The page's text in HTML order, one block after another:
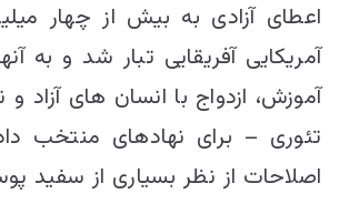
اعطای آزادی به بیش از چهار
آمریکایی آفریقایی تبار شد و به
آموزش، ازدواج با انسان های آزاد
تئوری – برای نهادهای منتخب
اصلاحات از نظر بسیاری از سفید